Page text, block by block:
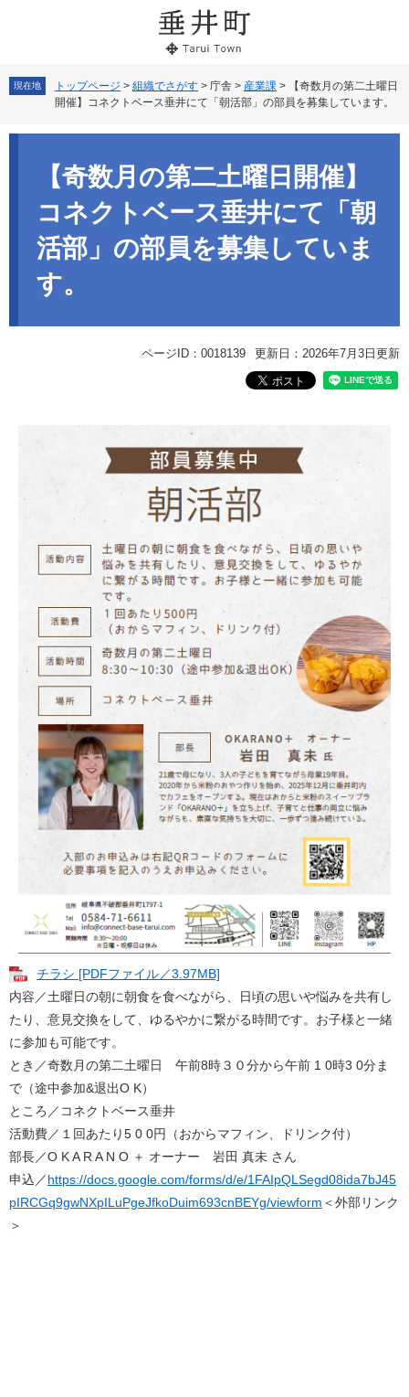
現在地 トップページ > 組織でさがす > 庁舎 > 産業課 >
【奇数月の第二土曜日
開催】コネクトベース垂井にて「朝活部」の部員を募集しています。
【奇数月の第二土曜日開催】
コネクトベース垂井にて「朝
活部」の部員を募集していま
す。
ページID：0018139 更新日：2026年7月3日更新
チラシ [PDFファイル／3.97MB]
内容​／土曜日の朝に朝食を食べながら、日頃の思いや悩みを共有し
たり、意見交換をして、ゆるやかに繋がる時間です。お子様と一緒
に参加も可能です。
とき／奇数月の第二土曜日 午前8時３０分から午前 1 0時3 0分ま
で（途中参加&退出O K）
ところ／コネクトベース垂井
活動費／１回あたり5 0 0円（おからマフィン、ドリンク付）
部長／O K A R A N O ＋ オーナー 岩田 真未 さん
​申込／https://docs.google.com/forms/d/e/1FAIpQLSegd08ida7bJ45
pIRCGq9gwNXpILuPgeJfkoDuim693cnBEYg/viewform ＜外部リンク
＞